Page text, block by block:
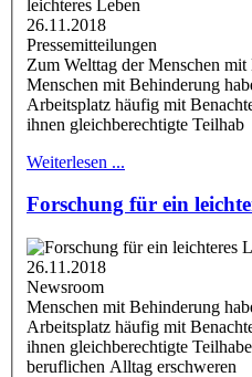
26.11.2018
Pressemitteilungen
Zum Welttag der Menschen
Menschen mit Behinderung
Arbeitsplatz häufig mit
ihnen gleichberechtigte Teilhab
Weiterlesen ...
Forschung für ein
26.11.2018
Newsroom
Menschen mit Behinderung
Arbeitsplatz häufig mit
ihnen gleichberechtigte
beruflichen Alltag erschweren